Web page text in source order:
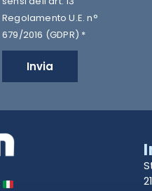
Regolamento U.E. n°
679/2016 (GDPR) *
Invia